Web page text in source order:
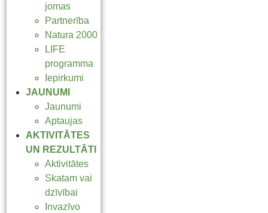
jomas
Partnerība
Natura 2000
LIFE
programma
Iepirkumi
JAUNUMI
Jaunumi
Aptaujas
AKTIVITĀTES
UN REZULTĀTI
Aktivitātes
Skatam vai
dzīvībai
Invazīvo